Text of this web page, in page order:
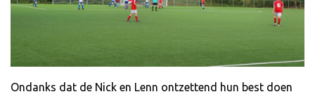
Ondanks dat de Nick en Lenn ontzettend hun best doen